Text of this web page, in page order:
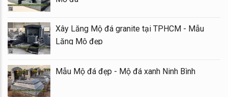
Xây Lăng Mộ đá granite tại TPHCM - Mẫu
Lăng Mộ đẹp
Mẫu Mộ đá đẹp - Mộ đá xanh Ninh Bình